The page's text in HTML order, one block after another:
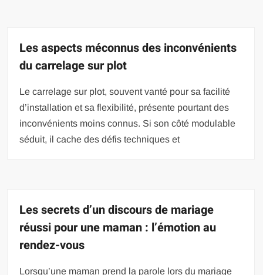
Les aspects méconnus des inconvénients
du carrelage sur plot
Le carrelage sur plot, souvent vanté pour sa facilité
d’installation et sa flexibilité, présente pourtant des
inconvénients moins connus. Si son côté modulable
séduit, il cache des défis techniques et
Les secrets d’un discours de mariage
réussi pour une maman : l’émotion au
rendez-vous
Lorsqu’une maman prend la parole lors du mariage